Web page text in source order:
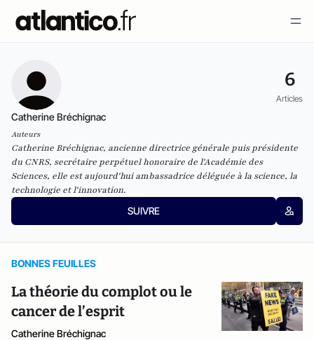
6
Articles
Catherine Bréchignac
Auteurs
Catherine Bréchignac, ancienne directrice générale puis présidente
du CNRS, secrétaire perpétuel honoraire de l'Académie des
Sciences, elle est aujourd'hui ambassadrice déléguée à la science, la
technologie et l'innovation.
SUIVRE
BONNES FEUILLES
La théorie du complot ou le
cancer de l’esprit
Catherine Bréchignac